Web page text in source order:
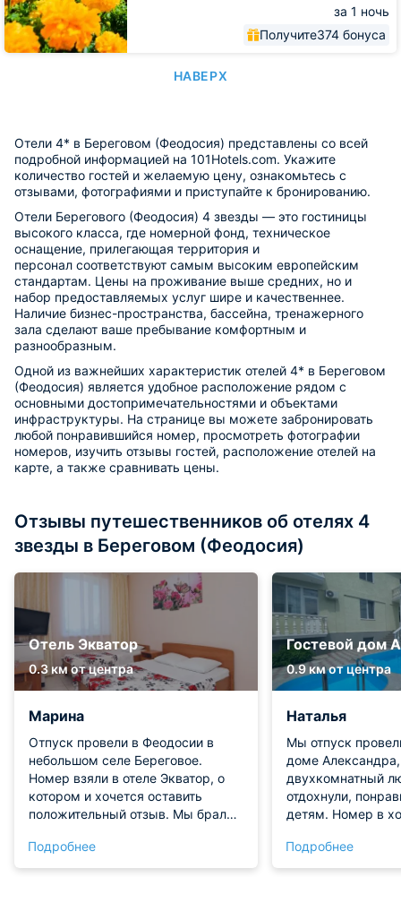
за 1 ночь
Получите374 бонуса
НАВЕРХ
Отели 4* в Береговом (Феодосия) представлены со всей
подробной информацией на 101Hotels.com. Укажите
количество гостей и желаемую цену, ознакомьтесь с
отзывами, фотографиями и приступайте к бронированию.
Отели Берегового (Феодосия) 4 звезды — это гостиницы
высокого класса, где номерной фонд, техническое
оснащение, прилегающая территория и
персонал соответствуют самым высоким европейским
стандартам. Цены на проживание выше средних, но и
набор предоставляемых услуг шире и качественнее.
Наличие бизнес-пространства, бассейна, тренажерного
зала сделают ваше пребывание комфортным и
разнообразным.
Одной из важнейших характеристик отелей 4* в Береговом
(Феодосия) является удобное расположение рядом с
основными достопримечательностями и объектами
инфраструктуры. На странице вы можете забронировать
любой понравившийся номер, просмотреть фотографии
номеров, изучить отзывы гостей, расположение отелей на
карте, а также сравнивать цены.
Отзывы путешественников об отелях 4
звезды в Береговом (Феодосия)
Отель Экватор
0.3 км от центра
Марина
Отпуск провели в Феодосии в
небольшом селе Береговое.
Номер взяли в отеле Экватор, о
котором и хочется оставить
положительный отзыв. Мы брали
балконом. Номер просторный с
комфортабельной кроватью и
Подробнее
Гостевой дом
0.9 км от центра
Наталья
Мы отпуск
доме
двухкомнатный
отдохнули,
детям. Номер в
наличие балкона
тоже. Совсем
Подробнее